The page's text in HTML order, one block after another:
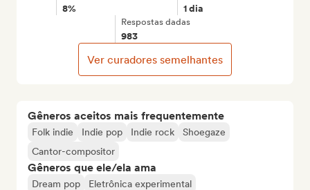
Gêneros aceitos mais frequentemente
Folk indie Indie pop Indie rock
Shoegaze
Cantor-compositor
Gêneros que ele/ela ama
Dream pop
Eletrônica experimental
8% 1 dia
Respostas dadas
983
Ver curadores semelhantes